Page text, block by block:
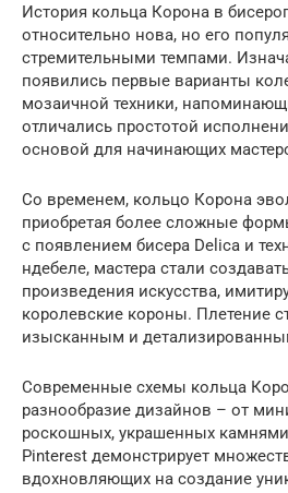
История кольца Корона в
относительно нова, но его
стремительными темпами.
появились первые варианты
мозаичной техники,
отличались простотой
основой для начинающих
Со временем, кольцо Корона
приобретая более сложные
с появлением бисера Delica и
ндебеле, мастера стали
произведения искусства,
королевские короны. Плетение
изысканным и
Современные схемы кольца
разнообразие дизайнов – от
роскошных, украшенных
Pinterest демонстрирует
вдохновляющих на создание